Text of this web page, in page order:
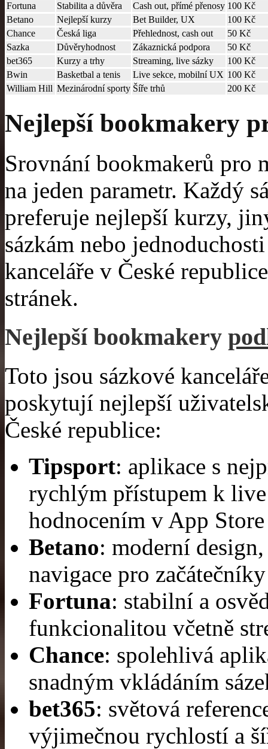
Fortuna
Stabilita a důvěra Cash out, přímé přenosy 100 Kč
Betano
Nejlepší kurzy Bet Builder, UX
100 Kč
Chance
Česká liga Přehlednost, cash out
50 Kč
Sazka
Důvěryhodnost Zákaznická podpora
50 Kč
bet365
Kurzy a trhy Streaming, live sázky
100 Kč
Bwin
Basketbal a tenis Live sekce, mobilní UX 100 Kč
William Hill Mezinárodní sporty Šíře trhů 200 Kč
Nejlepší bookmakery
Srovnání bookmakerů pro
na jeden parametr. Každý
preferuje nejlepší kurzy,
sázkám nebo
kanceláře v České
stránek.
Nejlepší bookmakery
Toto jsou sázkové
poskytují nejlepší
České republice:
Tipsport: aplikace s
rychlým přístupem k
hodnocením v App
Betano: moderní
navigace pro
Fortuna: stabilní a
funkcionalitou včetně
Chance: spolehlivá
snadným vkládáním
bet365: světová
výjimečnou rychlostí a